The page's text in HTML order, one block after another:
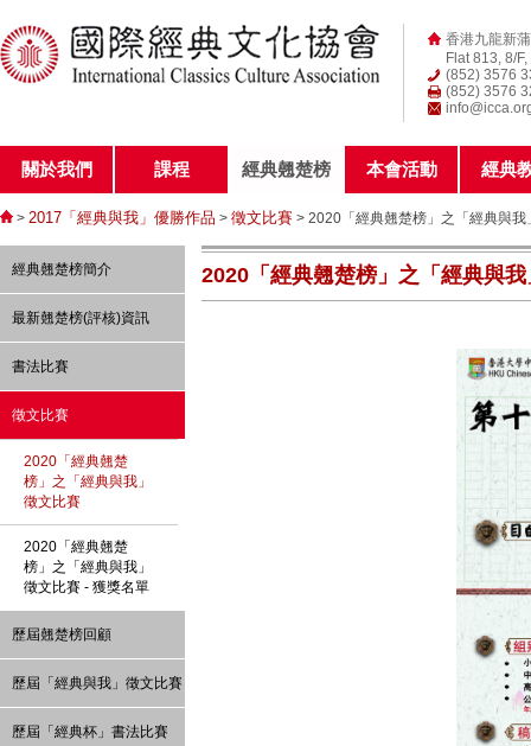
香港九龍新
Flat 813, 8/
(852) 3576
(852) 3576
關於我們 課程 經典翹楚榜 本會活動 經典
> 2017「經典與我」優勝作品 > 徵文比賽 > 2020「經典翹楚榜」之「經典與我
經典翹楚榜簡介
最新翹楚榜(評核)資訊
書法比賽
徵文比賽
2020「經典翹楚
榜」之「經典與我」
徵文比賽
2020「經典翹楚
榜」之「經典與我」
徵文比賽 - 獲獎名單
歷屆翹楚榜回顧
歷屆「經典與我」徵文比賽
歷屆「經典杯」書法比賽
2020「經典翹楚榜」之「經典與